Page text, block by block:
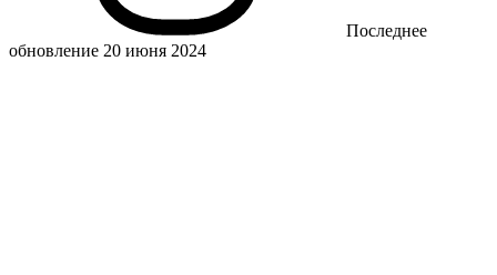
Последнее
обновление 20 июня 2024